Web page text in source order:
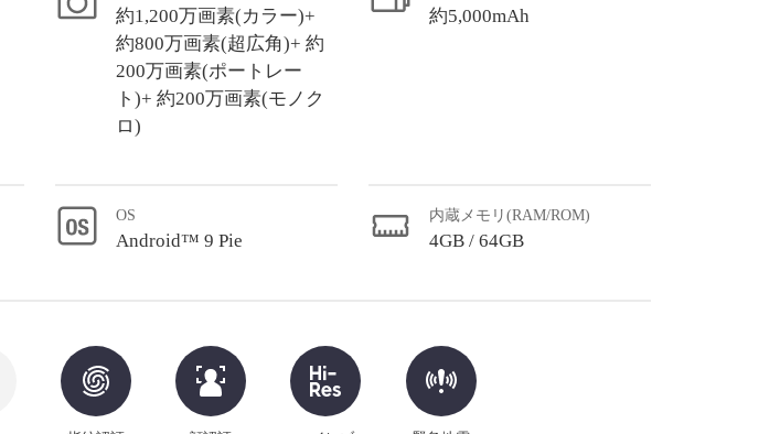
約1,200万画素(カラー)+
約800万画素(超広角)+ 約
200万画素(ポートレー
ト)+ 約200万画素(モノク
ロ)
約5,000mAh
OS
Android™ 9 Pie
内蔵メモリ(RAM/ROM)
4GB / 64GB